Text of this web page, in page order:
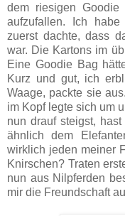
dem riesigen
aufzufallen. Ich
zuerst dachte, dass
war. Die Kartons im
Eine Goodie Bag
Kurz und gut, ich
Waage, packte sie
im Kopf legte sich um
nun drauf steigst,
ähnlich dem
wirklich jeden meiner
Knirschen? Traten
nun aus Nilpferden
mir die Freundschaft